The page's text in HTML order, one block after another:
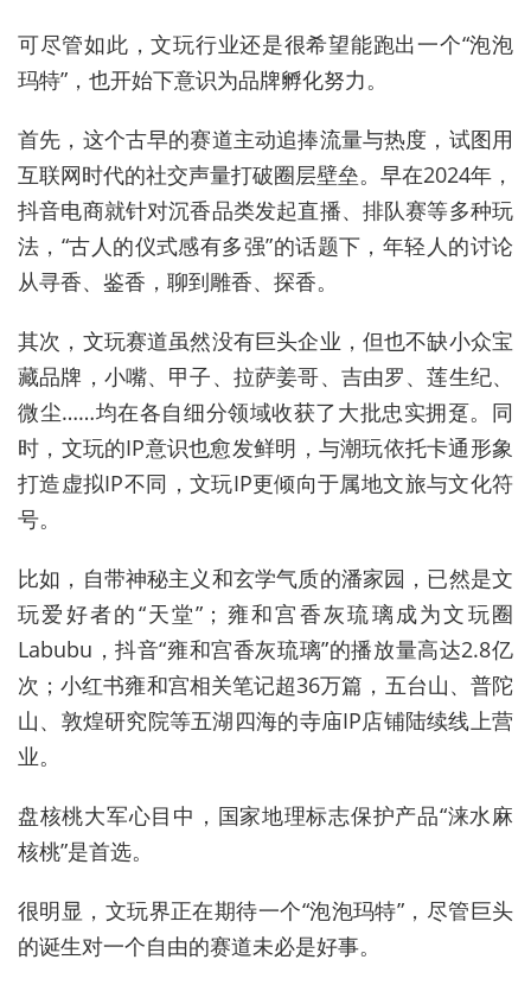
可尽管如此，文玩行业还是很希望能跑出一个“泡泡
玛特”，也开始下意识为品牌孵化努力。
首先，这个古早的赛道主动追捧流量与热度，试图用
互联网时代的社交声量打破圈层壁垒。早在2024年，
抖音电商就针对沉香品类发起直播、排队赛等多种玩
法，“古人的仪式感有多强”的话题下，年轻人的讨论
从寻香、鉴香，聊到雕香、探香。
其次，文玩赛道虽然没有巨头企业，但也不缺小众宝
藏品牌，小嘴、甲子、拉萨姜哥、吉由罗、莲生纪、
微尘……均在各自细分领域收获了大批忠实拥趸。同
时，文玩的IP意识也愈发鲜明，与潮玩依托卡通形象
打造虚拟IP不同，文玩IP更倾向于属地文旅与文化符
号。
比如，自带神秘主义和玄学气质的潘家园，已然是文
玩爱好者的“天堂”；雍和宫香灰琉璃成为文玩圈
Labubu，抖音“雍和宫香灰琉璃”的播放量高达2.8亿
次；小红书雍和宫相关笔记超36万篇，五台山、普陀
山、敦煌研究院等五湖四海的寺庙IP店铺陆续线上营
业。
盘核桃大军心目中，国家地理标志保护产品“涞水麻
核桃”是首选。
很明显，文玩界正在期待一个“泡泡玛特”，尽管巨头
的诞生对一个自由的赛道未必是好事。